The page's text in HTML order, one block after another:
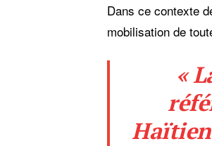
Dans ce contexte
mobilisation de
«